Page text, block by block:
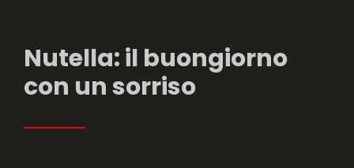
Nutella: il buongiorno
con un sorriso